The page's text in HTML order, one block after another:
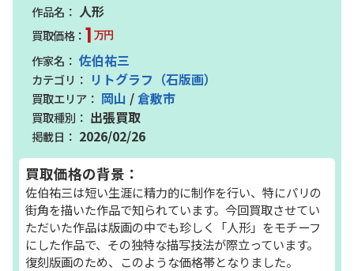
人形
1 万円
佐伯祐三
リトグラフ（石版画）
岡山 / 倉敷市
出張買取
2026/02/26
買取価格の背景：
佐伯祐三は短い生涯に精力的に制作を行い、特にパリの
街角を描いた作品で知られています。今回買取させてい
ただいた作品は版画の中でも珍しく「人形」をモチーフ
にした作品で、その独特な描写技法が際立っています。
復刻版画のため、このような価格帯となりました。